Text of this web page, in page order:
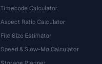
Timecode Calculator
Aspect Ratio Calculator
File Size Estimator
Speed & Slow-Mo Calculator